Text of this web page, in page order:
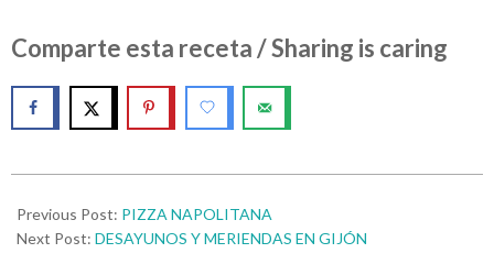
Comparte esta receta / Sharing is caring
Previous Post: PIZZA NAPOLITANA
Next Post: DESAYUNOS Y MERIENDAS EN GIJÓN